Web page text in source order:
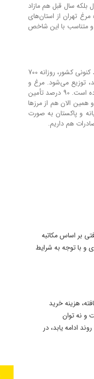
بلکه سال قبل هم مازاد
تهران از استان‌های
و متناسب با این شاخص
از ابتدای جنگ تا کنون روزانه 400 تا 450 تن مرغ به تهران می‌آید و نیاز تهران تأمین می‌شود؛ این در حالی است که تا قبل از شرایط کنونی کشور، روزانه 700
توزیع می‌شود.مرغ و
است.
90 درصد تأمین
و همین الان هم از مرزها
و پاکستان به صورت
هم داریم.
بر اساس مکاتبه
و با توجه به شرایط
هزینه خرید
مرغداران گوشتی نه رغبت و نه توان
این روند ادامه یابد، در